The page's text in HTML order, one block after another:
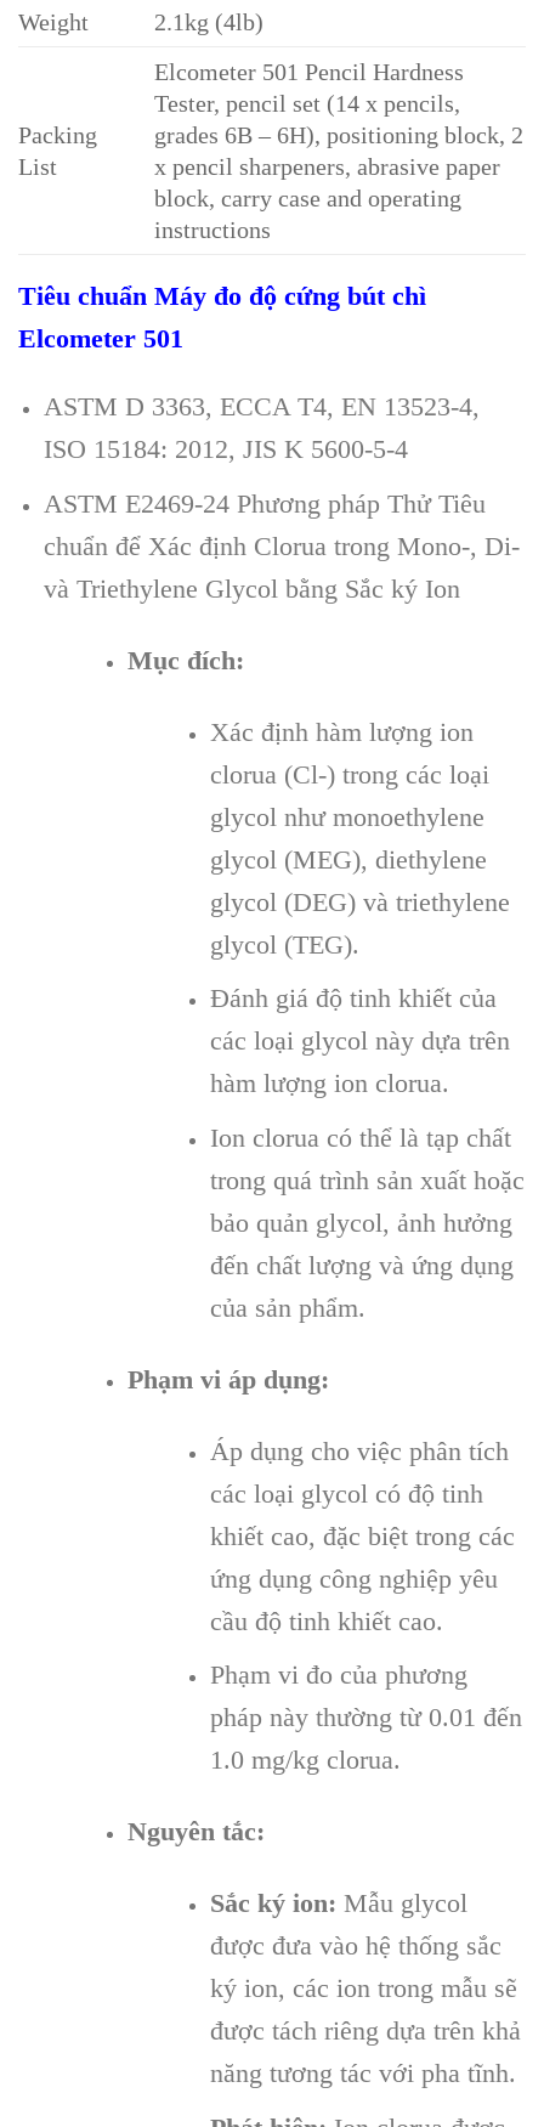
Weight 2.1kg (4lb)
Packing
List
Elcometer 501 Pencil Hardness
Tester, pencil set (14 x pencils,
grades 6B – 6H), positioning block, 2
x pencil sharpeners, abrasive paper
block, carry case and operating
instructions
Tiêu chuẩn Máy đo độ cứng bút chì
Elcometer 501
ASTM D 3363, ECCA T4, EN 13523-4,
ISO 15184: 2012, JIS K 5600-5-4
ASTM E2469-24 Phương pháp Thử Tiêu
chuẩn để Xác định Clorua trong Mono-, Di-
và Triethylene Glycol bằng Sắc ký Ion
Mục đích:
Xác định hàm lượng ion
clorua (Cl-) trong các loại
glycol như monoethylene
glycol (MEG), diethylene
glycol (DEG) và triethylene
glycol (TEG).
Đánh giá độ tinh khiết của
các loại glycol này dựa trên
hàm lượng ion clorua.
Ion clorua có thể là tạp chất
trong quá trình sản xuất hoặc
bảo quản glycol, ảnh hưởng
đến chất lượng và ứng dụng
của sản phẩm.
Phạm vi áp dụng:
Áp dụng cho việc phân tích
các loại glycol có độ tinh
khiết cao, đặc biệt trong các
ứng dụng công nghiệp yêu
cầu độ tinh khiết cao.
Phạm vi đo của phương
pháp này thường từ 0.01 đến
1.0 mg/kg clorua.
Nguyên tắc:
Sắc ký ion: Mẫu glycol
được đưa vào hệ thống sắc
ký ion, các ion trong mẫu sẽ
được tách riêng dựa trên khả
năng tương tác với pha tĩnh.